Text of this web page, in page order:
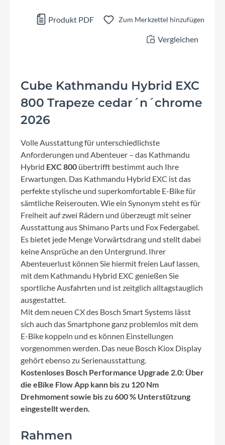
Produkt PDF Zum Merkzettel hinzufügen
Vergleichen
Cube Kathmandu Hybrid EXC
800 Trapeze cedar´n´chrome
2026
Volle Ausstattung für unterschiedlichste
Anforderungen und Abenteuer – das Kathmandu
Hybrid EXC 800 übertrifft bestimmt auch Ihre
Erwartungen. Das Kathmandu Hybrid EXC ist das
perfekte stylische und superkomfortable E-Bike für
sämtliche Reiserouten. Wie ein Synonym steht es für
Freiheit auf zwei Rädern und überzeugt mit seiner
Ausstattung aus Shimano Parts und Fox Federgabel.
Es bietet jede Menge Vorwärtsdrang und stellt dabei
keine Ansprüche an den Untergrund. Ihrer
Abenteuerlust können Sie hiermit freien Lauf lassen,
mit dem Kathmandu Hybrid EXC genießen Sie
sportliche Ausfahrten und ist zeitglich alltagstauglich
ausgestattet.
Mit dem neuen CX des Bosch Smart Systems lässt
sich auch das Smartphone ganz problemlos mit dem
E-Bike koppeln und es können Einstellungen
vorgenommen werden. Das neue Bosch Kiox Display
gehört ebenso zu Serienausstattung.
Kostenloses Bosch Performance Upgrade 2.0: Über
die eBike Flow App kann bis zu 120 Nm
Drehmoment sowie bis zu 600 % Unterstützung
eingestellt werden.
Rahmen